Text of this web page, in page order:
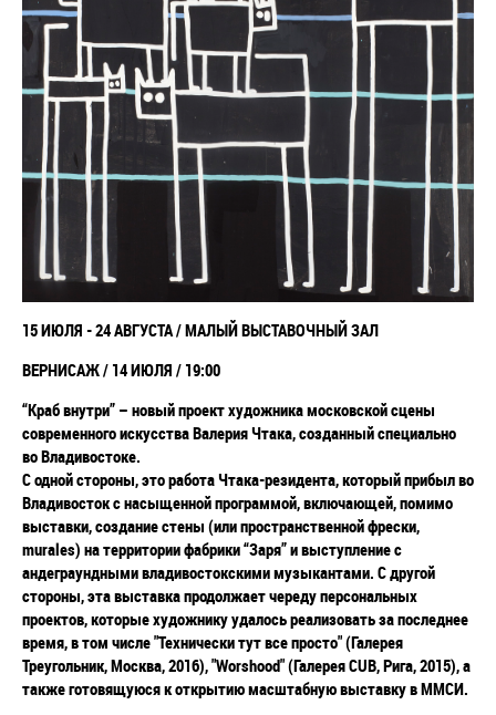
15 ИЮЛЯ - 24 АВГУСТА / МАЛЫЙ ВЫСТАВОЧНЫЙ ЗАЛ
ВЕРНИСАЖ / 14 ИЮЛЯ / 19:00
“Краб внутри” – новый проект художника московской сцены
современного искусства Валерия Чтака, созданный специально
во Владивостоке.
С одной стороны, это работа Чтака-резидента, который прибыл во
Владивосток с насыщенной программой, включающей, помимо
выставки, создание стены (или пространственной фрески,
murales) на территории фабрики “Заря” и выступление с
андеграундными владивостокскими музыкантами. С другой
стороны, эта выставка продолжает череду персональных
проектов, которые художнику удалось реализовать за последнее
время, в том числе "Технически тут все просто" (Галерея
Треугольник, Москва, 2016), "Worshood" (Галерея CUB, Рига, 2015), а
также готовящуюся к открытию масштабную выставку в ММСИ.